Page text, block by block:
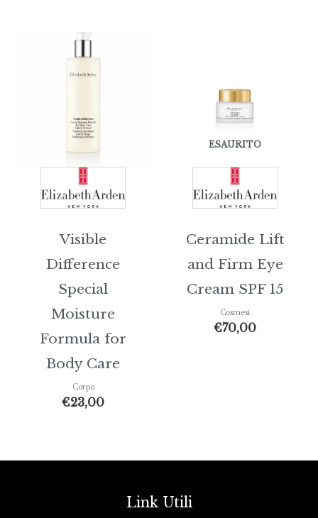
Visible
Difference
Special
Moisture
Formula for
Body Care
Corpo
€23,00
ESAURITO
Ceramide Lift
and Firm Eye
Cream SPF 15
Cosmesi
€70,00
Link Utili